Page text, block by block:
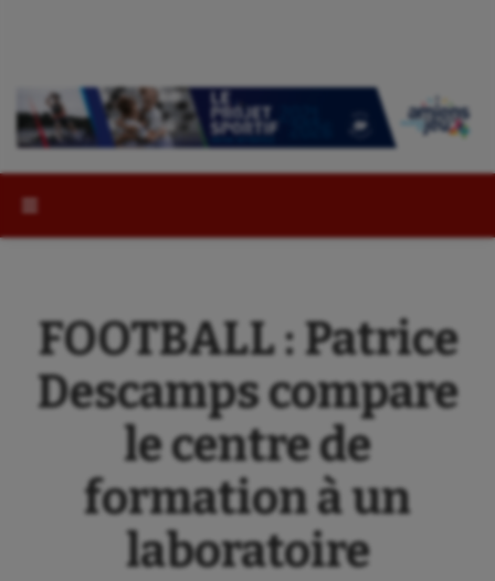
FOOTBALL : Patrice
Descamps compare
le centre de
formation à un
laboratoire